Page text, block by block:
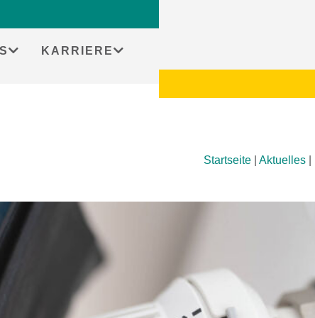
KARRIERE
Startseite Aktuelles